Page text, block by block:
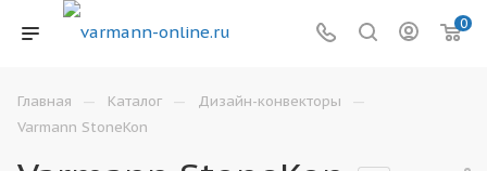
0
Главная — Каталог — Дизайн-конвекторы —
Varmann StoneKon